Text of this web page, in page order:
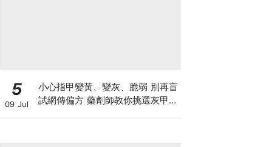
5
09 Jul
小心指甲變黃、變灰、脆弱 別再盲
試網傳偏方 藥劑師教你挑選灰甲產